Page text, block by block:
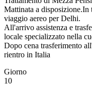
Mattinata a disposizione.In
viaggio aereo per Delhi.
All'arrivo assistenza e
locale specializzato nella
Dopo cena trasferimento
rientro in Italia
Giorno
10